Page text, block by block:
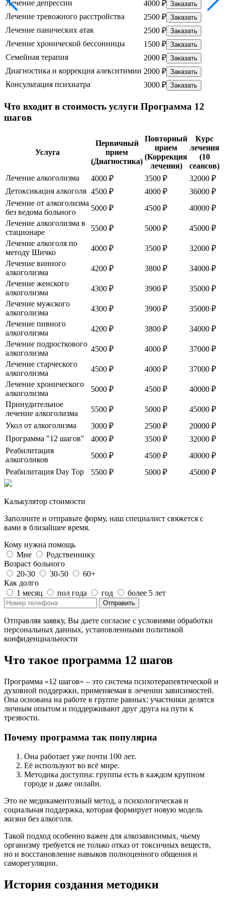
Лечение депрессии 4000 ₽ Заказать
Лечение тревожного расстройства 2500 ₽ Заказать
Лечение панических атак 2500 ₽ Заказать
Лечение хронической бессонницы 1500 ₽ Заказать
Семейная терапия 2000 ₽ Заказать
Диагностика и коррекция алекситимии 2000 ₽ Заказать
Консультация психиатра 3000 ₽ Заказать
Что входит в стоимость услуги Программа 12
шагов
Услуга
Первичный
прием
(Диагностика)
Повторный
прием
(Коррекция
лечения)
Курс
лечения
(10
сеансов)
Лечение алкоголизма
4000 ₽ 3500 ₽
32000 ₽
Детоксикация алкоголя 4500 ₽ 4000 ₽
36000 ₽
Лечение от алкоголизма
без ведома больного
5000 ₽ 4500 ₽
40000 ₽
Лечение алкоголизма в
стационаре
5500 ₽ 5000 ₽
45000 ₽
Лечение алкоголя по
методу Шичко
4000 ₽ 3500 ₽
32000 ₽
Лечение винного
алкоголизма
4200 ₽ 3800 ₽
34000 ₽
Лечение женского
алкоголизма
4300 ₽ 3900 ₽
35000 ₽
Лечение мужского
алкоголизма
4300 ₽ 3900 ₽
35000 ₽
Лечение пивного
алкоголизма
4200 ₽ 3800 ₽
34000 ₽
Лечение подросткового
алкоголизма
4500 ₽ 4000 ₽
37000 ₽
Лечение старческого
алкоголизма
4500 ₽ 4000 ₽
37000 ₽
Лечение хронического
алкоголизма
5000 ₽ 4500 ₽
40000 ₽
Принудительное
лечение алкоголизма
5500 ₽ 5000 ₽
45000 ₽
Укол от алкоголизма
3000 ₽ 2500 ₽
20000 ₽
Программа "12 шагов"
4000 ₽ 3500 ₽
32000 ₽
Реабилитация
алкоголиков
5000 ₽ 4500 ₽
40000 ₽
Реабилитация Day Top
5500 ₽ 5000 ₽ 45000 ₽
Калькулятор стоимости
Заполните и отправьте форму, наш специалист свяжется с
вами в близайшее время.
Кому нужна помощь
Мне
Родственнику
Возраст больного
20-30
30-50
60+
Как долго
1 месяц
пол года год более 5 лет
Отправить
Отправляя заявку, Вы даете согласие с условиями обработки
персональных данных, установленными политикой
конфиденциальности
Что такое программа 12 шагов
Программа «12 шагов» – это система психотерапевтической и
духовной поддержки, применяемая в лечении зависимостей.
Она основана на работе в группе равных: участники делятся
личным опытом и поддерживают друг друга на пути к
трезвости.
Почему программа так популярна
Она работает уже почти 100 лет.
Её используют во всё мире.
Методика доступна: группы есть в каждом крупном
городе и даже онлайн.
Это не медикаментозный метод, а психологическая и
социальная поддержка, которая формирует новую модель
жизни без алкоголя.
Такой подход особенно важен для алкозависимых, чьему
организму требуется не только отказ от токсичных веществ,
но и восстановление навыков полноценного общения и
саморегуляции.
История создания методики